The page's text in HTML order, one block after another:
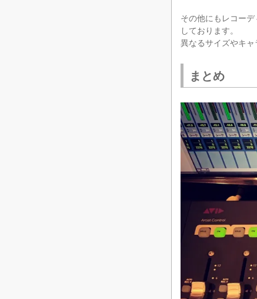
その他にもレコー
しております。
異なるサイズやキ
まとめ